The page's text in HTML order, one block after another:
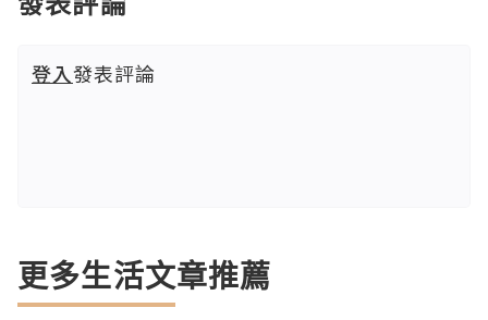
登入發表評論
更多生活文章推薦